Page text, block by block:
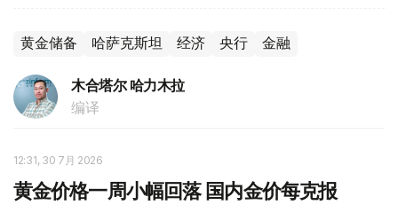
黄金储备 哈萨克斯坦 经济 央行 金融
木合塔尔 哈力木拉
编译
12:31, 30 7月 2026
黄金价格一周小幅回落 国内金价每克报